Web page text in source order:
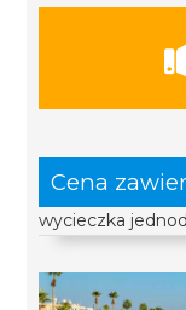
Cena
wycieczka